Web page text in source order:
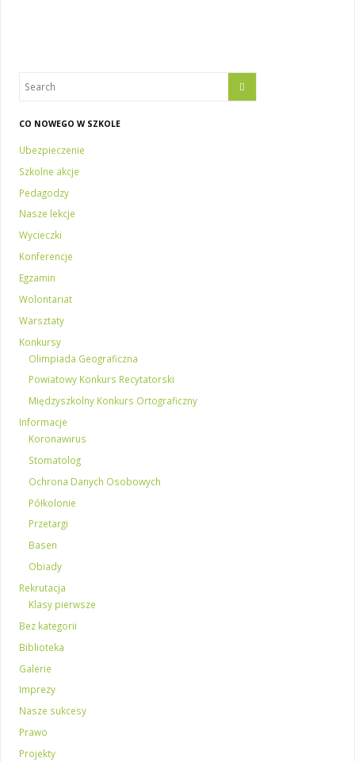
CO NOWEGO W SZKOLE
Ubezpieczenie
Szkolne akcje
Pedagodzy
Nasze lekcje
Wycieczki
Konferencje
Egzamin
Wolontariat
Warsztaty
Konkursy
Olimpiada Geograficzna
Powiatowy Konkurs Recytatorski
Międzyszkolny Konkurs Ortograficzny
Informacje
Koronawirus
Stomatolog
Ochrona Danych Osobowych
Półkolonie
Przetargi
Basen
Obiady
Rekrutacja
Klasy pierwsze
Bez kategorii
Biblioteka
Galerie
Imprezy
Nasze sukcesy
Prawo
Projekty